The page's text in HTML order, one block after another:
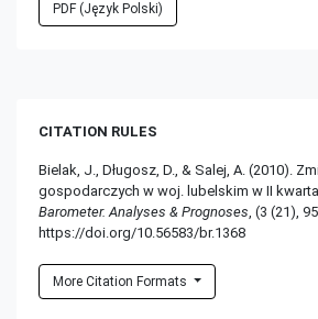
PDF (Język Polski)
CITATION RULES
Bielak, J., Długosz, D., & Salej, A. (2010).
gospodarczych w woj. lubelskim w II
Barometer. Analyses & Prognoses , (3 (21),
https://doi.org/10.56583/br.1368
More Citation Formats